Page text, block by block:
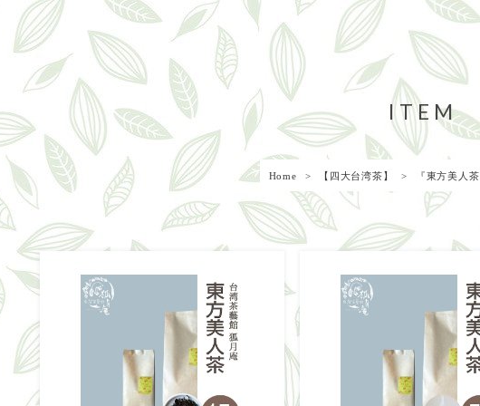
ITEM
Home 【四大台湾茶】 『東方美人